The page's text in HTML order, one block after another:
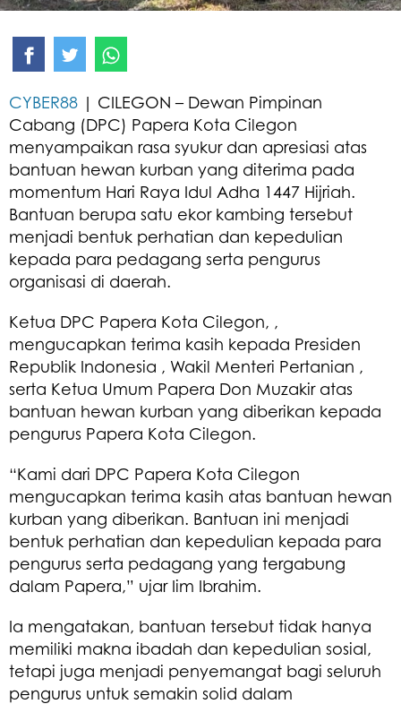
CYBER88 | CILEGON – Dewan Pimpinan
Cabang (DPC) Papera Kota Cilegon
menyampaikan rasa syukur dan apresiasi atas
bantuan hewan kurban yang diterima pada
momentum Hari Raya Idul Adha 1447 Hijriah.
Bantuan berupa satu ekor kambing tersebut
menjadi bentuk perhatian dan kepedulian
kepada para pedagang serta pengurus
organisasi di daerah.
Ketua DPC Papera Kota Cilegon, ,
mengucapkan terima kasih kepada Presiden
Republik Indonesia , Wakil Menteri Pertanian ,
serta Ketua Umum Papera Don Muzakir atas
bantuan hewan kurban yang diberikan kepada
pengurus Papera Kota Cilegon.
“Kami dari DPC Papera Kota Cilegon
mengucapkan terima kasih atas bantuan hewan
kurban yang diberikan. Bantuan ini menjadi
bentuk perhatian dan kepedulian kepada para
pengurus serta pedagang yang tergabung
dalam Papera,” ujar Iim Ibrahim.
Ia mengatakan, bantuan tersebut tidak hanya
memiliki makna ibadah dan kepedulian sosial,
tetapi juga menjadi penyemangat bagi seluruh
pengurus untuk semakin solid dalam